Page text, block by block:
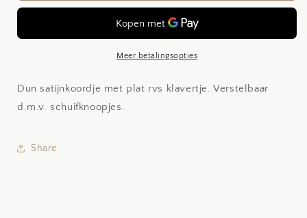
Meer betalingsopties
Dun satijnkoordje met plat rvs klavertje. Verstelbaar
d.m.v. schuifknoopjes.
Share